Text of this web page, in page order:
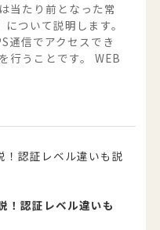
当たり前となった常
ついて説明します。
通信でアクセスでき
行うことです。 WEB
認証レベル違いも